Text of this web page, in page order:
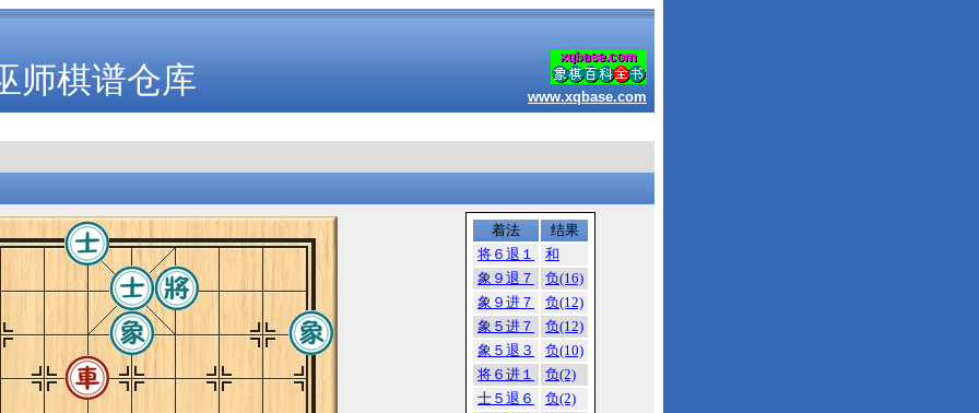
师棋谱仓库 www.xqbase.com
着法
结果
将６退１
和
象９退７
负(16)
象９进７
负(12)
象５进７
负(12)
象５退３
负(10)
将６进１
负(2)
士５退６
负(2)